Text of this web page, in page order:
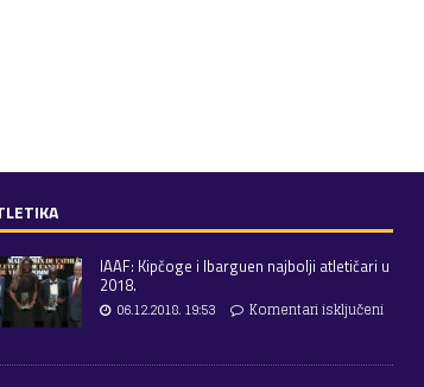
IAAF: Kipčoge i Ibarguen najbolji atletičari u
2018.
06.12.2018. 19:53
Komentari isključeni